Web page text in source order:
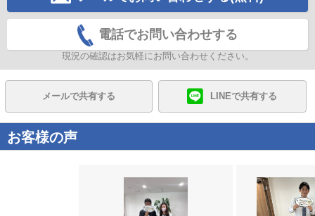
電話でお問い合わせする
現況の確認はお気軽にお問い合わせください。
メールで共有する LINEで共有する
お客様の声